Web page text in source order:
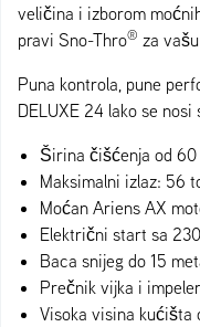
veličina i izborom
pravi Sno-Thro® za
Puna kontrola, pune
DELUXE 24 lako se nosi
Širina čišćenja od 60
Maksimalni izlaz: 56
Moćan Ariens AX
Električni start sa
Baca snijeg do 15
Prečnik vijka i
Visoka visina kućišta